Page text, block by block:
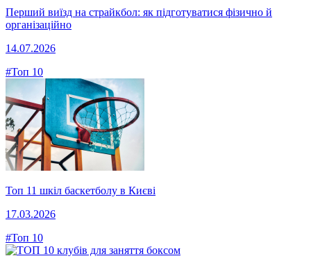
Перший виїзд на страйкбол: як підготуватися фізично й
організаційно
14.07.2026
#Топ 10
Топ 11 шкіл баскетболу в Києві
17.03.2026
#Топ 10